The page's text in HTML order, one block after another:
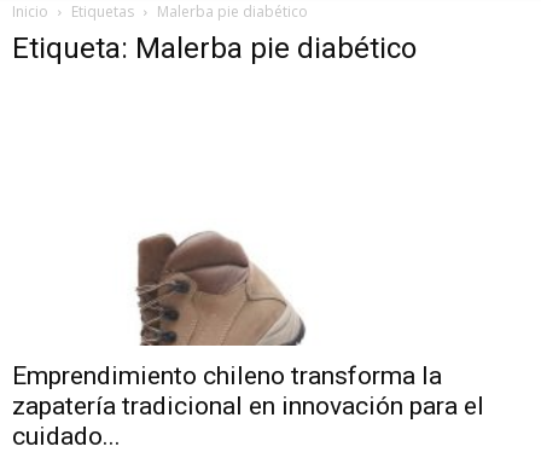
Inicio Etiquetas Malerba pie diabético
Etiqueta: Malerba pie diabético
Emprendimiento chileno transforma la
zapatería tradicional en innovación para el
cuidado...